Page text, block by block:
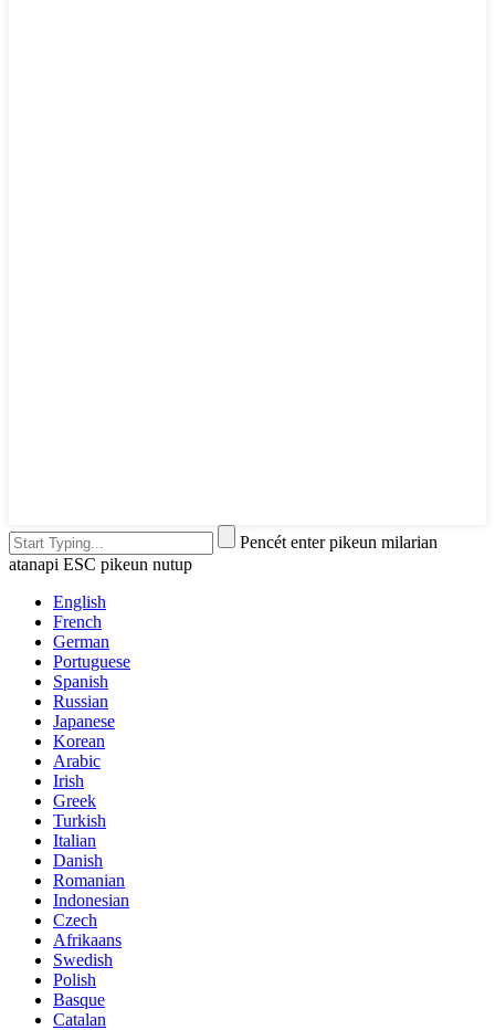
Pencét enter pikeun milarian
atanapi ESC pikeun nutup
English
French
German
Portuguese
Spanish
Russian
Japanese
Korean
Arabic
Irish
Greek
Turkish
Italian
Danish
Romanian
Indonesian
Czech
Afrikaans
Swedish
Polish
Basque
Catalan